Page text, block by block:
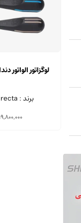
لوگزاتور الواتور
برند : Directa - سوئد